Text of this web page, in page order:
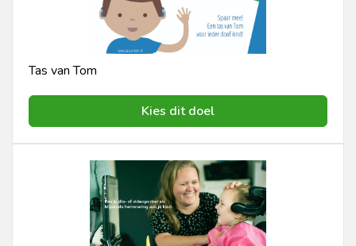
Tas van Tom
Kies dit doel